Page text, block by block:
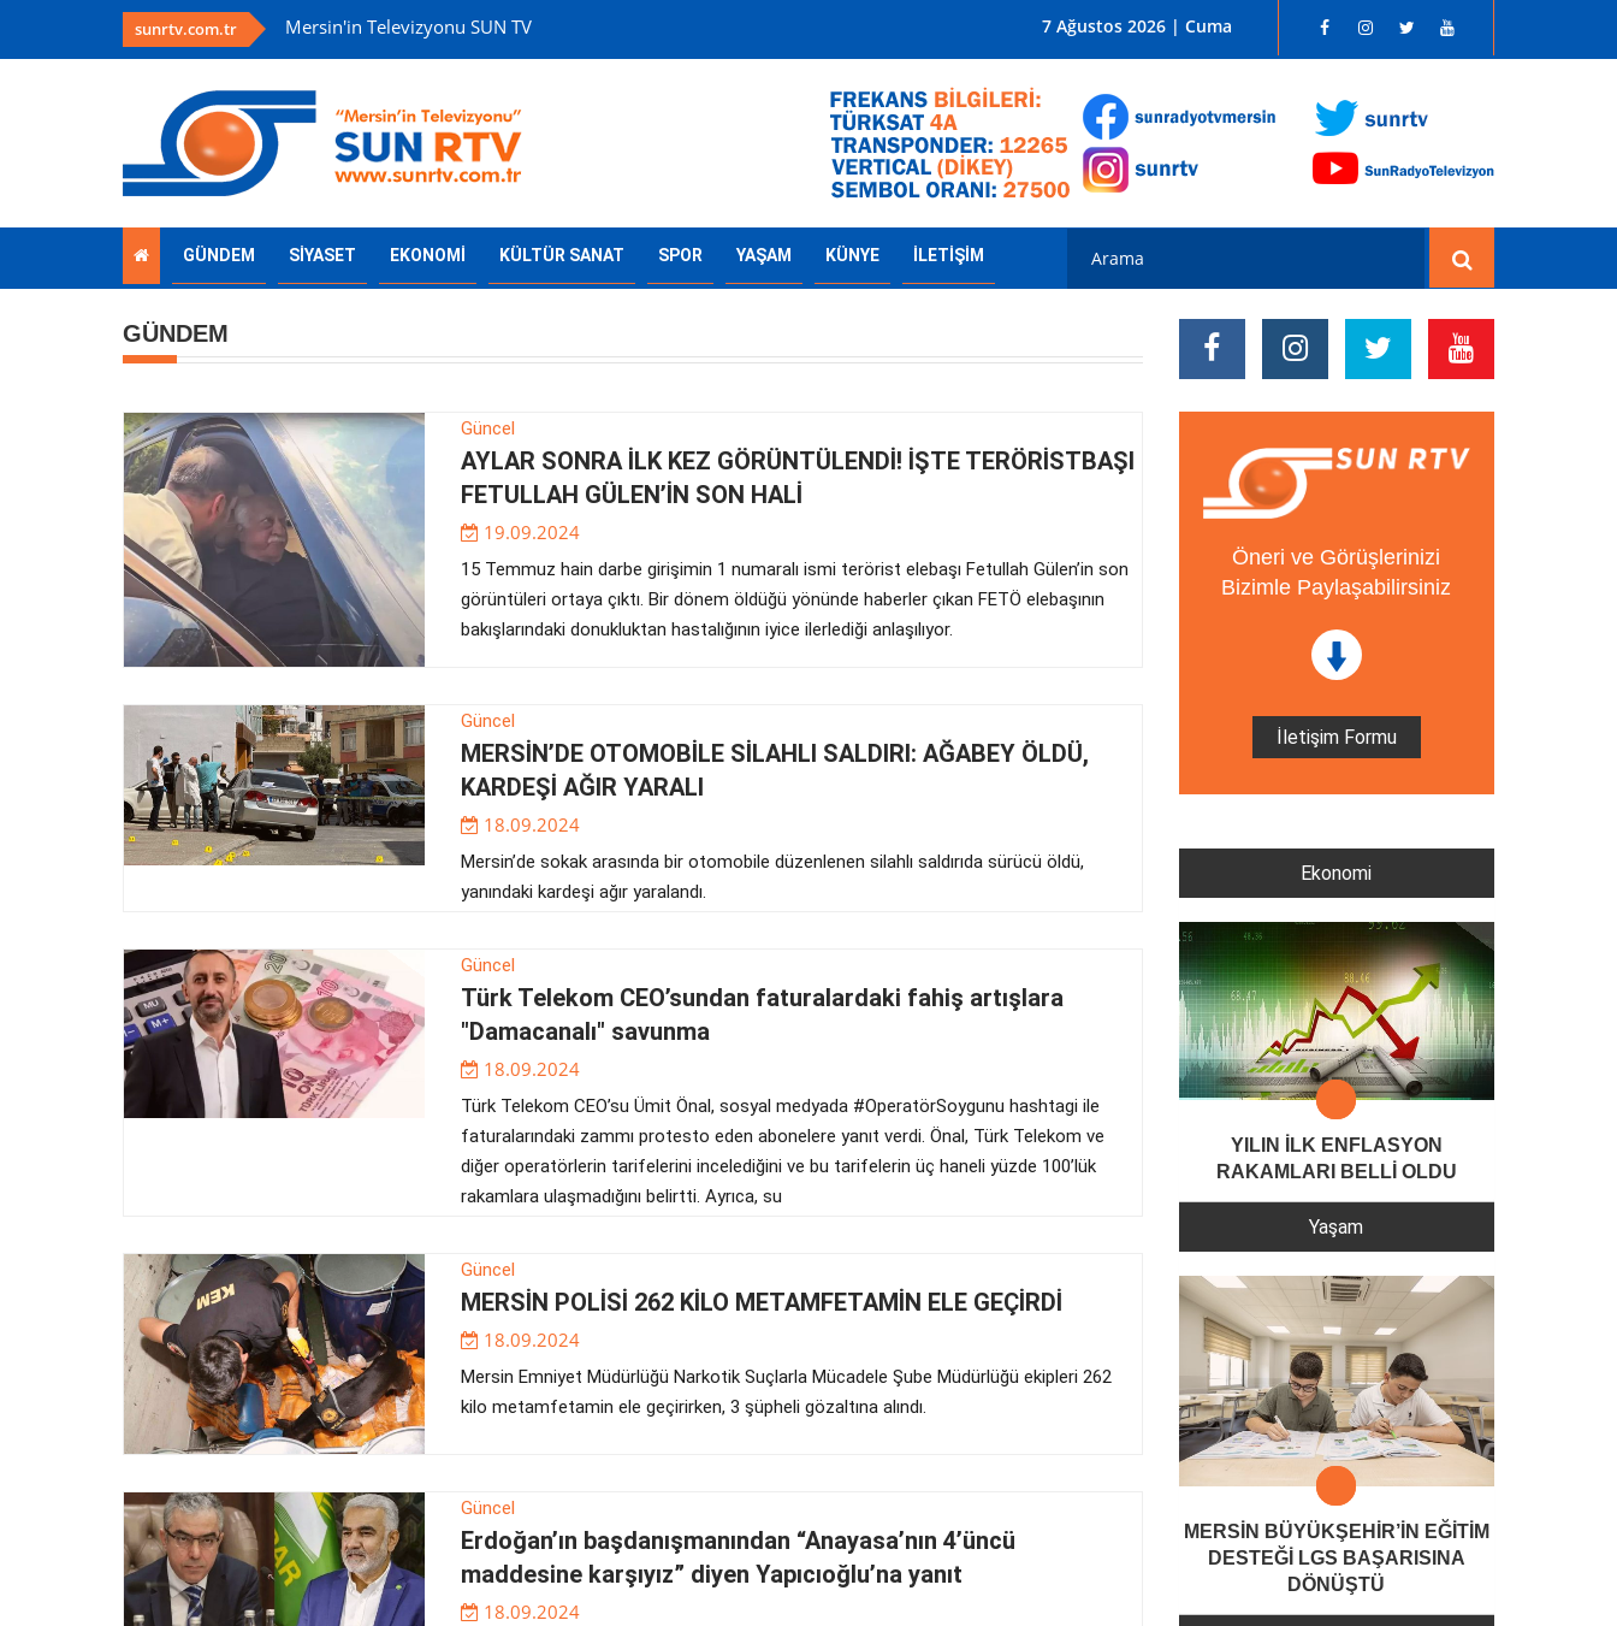
sunrtv.com.tr Mersin'in Televizyonu SUN TV Mersin'in Radyosu SUN RADYO FM 96.1
7 Ağustos 2026 | Cuma
GÜNDEM SİYASET EKONOMİ KÜLTÜR SANAT SPOR YAŞAM KÜNYE İLETİŞİM
GÜNDEM
Güncel
AYLAR SONRA İLK KEZ GÖRÜNTÜLENDİ! İŞTE TERÖRİSTBAŞI
FETULLAH GÜLEN’İN SON HALİ
19.09.2024
15 Temmuz hain darbe girişimin 1 numaralı ismi terörist elebaşı Fetullah Gülen’in son
görüntüleri ortaya çıktı. Bir dönem öldüğü yönünde haberler çıkan FETÖ elebaşının
bakışlarındaki donukluktan hastalığının iyice ilerlediği anlaşılıyor.
Güncel
MERSİN’DE OTOMOBİLE SİLAHLI SALDIRI: AĞABEY ÖLDÜ,
KARDEŞİ AĞIR YARALI
18.09.2024
Mersin’de sokak arasında bir otomobile düzenlenen silahlı saldırıda sürücü öldü,
yanındaki kardeşi ağır yaralandı.
Güncel
Türk Telekom CEO’sundan faturalardaki fahiş artışlara
"Damacanalı" savunma
18.09.2024
Türk Telekom CEO’su Ümit Önal, sosyal medyada #OperatörSoygunu hashtagi ile
faturalarındaki zammı protesto eden abonelere yanıt verdi. Önal, Türk Telekom ve
diğer operatörlerin tarifelerini incelediğini ve bu tarifelerin üç haneli yüzde 100’lük
rakamlara ulaşmadığını belirtti. Ayrıca, su
Güncel
MERSİN POLİSİ 262 KİLO METAMFETAMİN ELE GEÇİRDİ
18.09.2024
Mersin Emniyet Müdürlüğü Narkotik Suçlarla Mücadele Şube Müdürlüğü ekipleri 262
kilo metamfetamin ele geçirirken, 3 şüpheli gözaltına alındı.
Güncel
Erdoğan’ın başdanışmanından “Anayasa’nın 4’üncü
maddesine karşıyız” diyen Yapıcıoğlu’na yanıt
18.09.2024
Öneri ve Görüşlerinizi
Bizimle Paylaşabilirsiniz
İletişim Formu
Ekonomi
YILIN İLK ENFLASYON
RAKAMLARI BELLİ OLDU
Yaşam
MERSİN BÜYÜKŞEHİR’İN EĞİTİM
DESTEĞİ LGS BAŞARISINA
DÖNÜŞTÜ